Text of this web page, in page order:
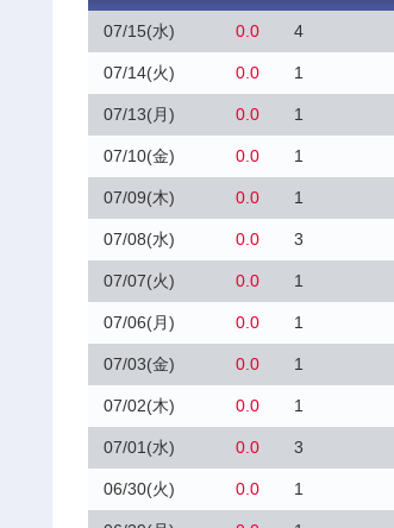
07/15(水) 0.0 4
07/14(火) 0.0 1
07/13(月) 0.0 1
07/10(金) 0.0 1
07/09(木) 0.0 1
07/08(水) 0.0 3
07/07(火) 0.0 1
07/06(月) 0.0 1
07/03(金) 0.0 1
07/02(木) 0.0 1
07/01(水) 0.0 3
06/30(火) 0.0 1